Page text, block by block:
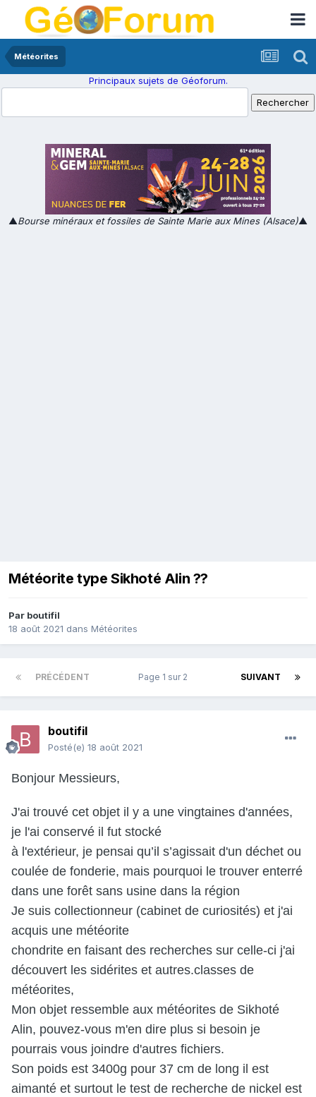
Météorites
Principaux sujets de Géoforum.
▲Bourse minéraux et fossiles de Sainte Marie aux Mines (Alsace)▲
Météorite type Sikhoté Alin ??
Par boutifil
18 août 2021 dans Météorites
PRÉCÉDENT SUIVANT
Page 1 sur 2
boutifil
Posté(e) 18 août 2021
Bonjour Messieurs,
J'ai trouvé cet objet il y a une vingtaines d'années,
je l'ai conservé il fut stocké
à l'extérieur, je pensai qu’il s’agissait d'un déchet ou
coulée de fonderie, mais pourquoi le trouver enterré
dans une forêt sans usine dans la région
Je suis collectionneur (cabinet de curiosités) et j'ai
acquis une météorite
chondrite en faisant des recherches sur celle-ci j'ai
découvert les sidérites et autres.classes de
météorites,
Mon objet ressemble aux météorites de Sikhoté
Alin, pouvez-vous m'en dire plus si besoin je
pourrais vous joindre d'autres fichiers.
Son poids est 3400g pour 37 cm de long il est
aimanté et surtout le test de recherche de nickel est